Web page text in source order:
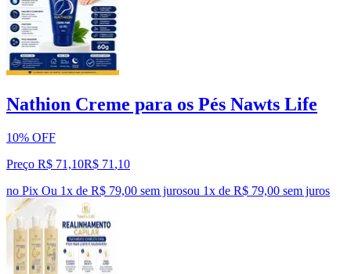
Nathion Creme para os Pés Nawts Life
10% OFF
Preço R$ 71,10R$ 71 ,10
no Pix Ou 1x de R$ 79,00 sem jurosou 1x de R$ 79,00 sem juros